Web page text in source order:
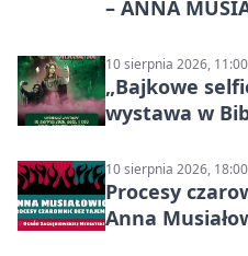
– ANNA
10 sierpnia 2026, 11:00
„Bajkowe
wystawa w
10 sierpnia 2026, 18:00
Procesy
Anna